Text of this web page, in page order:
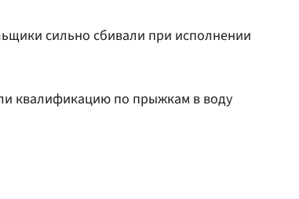
сильно сбивали при исполнении
квалификацию по прыжкам в воду